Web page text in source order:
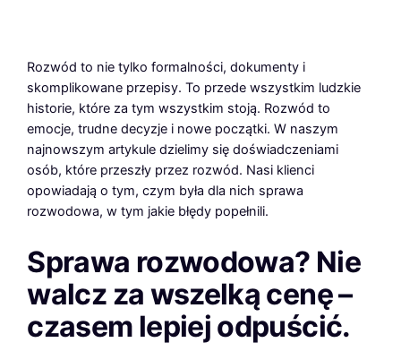
Rozwód to nie tylko formalności, dokumenty i
skomplikowane przepisy. To przede wszystkim ludzkie
historie, które za tym wszystkim stoją. Rozwód to
emocje, trudne decyzje i nowe początki. W naszym
najnowszym artykule dzielimy się doświadczeniami
osób, które przeszły przez rozwód. Nasi klienci
opowiadają o tym, czym była dla nich sprawa
rozwodowa, w tym jakie błędy popełnili.
Sprawa rozwodowa? Nie
walcz za wszelką cenę –
czasem lepiej odpuścić.